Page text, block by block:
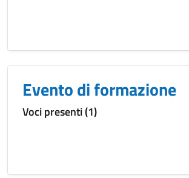
Evento di formazione
Voci presenti (1)